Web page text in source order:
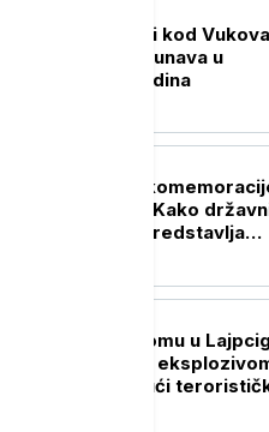
Brodovi nasukani i kod
Najniži vodostaj Dunava u
poslednjih 100 godina
U Srbiji i Srpskoj
Hrvatskoj slavlje: Kako
susedne zemlje predstavlja
Drama na aerodromu u
Pronađen dron sa
istražuje se mogući